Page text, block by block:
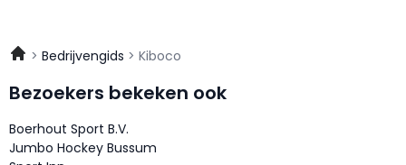
Bedrijvengids Kiboco
Bezoekers bekeken ook
Boerhout Sport B.V.
Jumbo Hockey Bussum